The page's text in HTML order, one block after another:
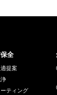
全
提案
ティング